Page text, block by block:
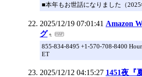
■本年もお世話になりました（
2025/12/19 07:01:41 Amazon
グ
855-834-8495 +1-570-708-8400
ET
2025/12/12 04:15:27 1451夜『